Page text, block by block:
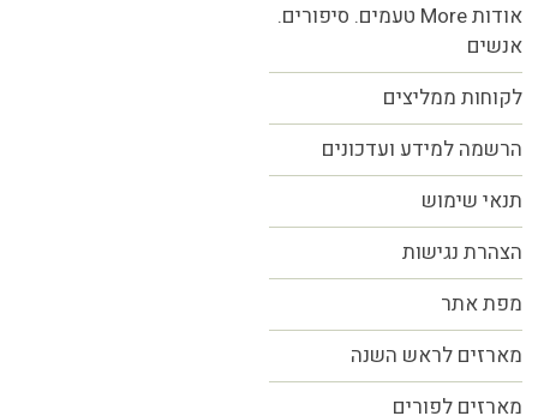
אודות More טעמים. סיפורים.
אנשים
לקוחות ממליצים
הרשמה למידע ועדכונים
תנאי שימוש
הצהרת נגישות
מפת אתר
מארזים לראש השנה
מארזים לפורים